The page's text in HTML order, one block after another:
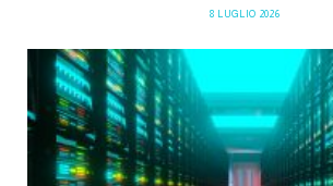
8 LUGLIO 2026